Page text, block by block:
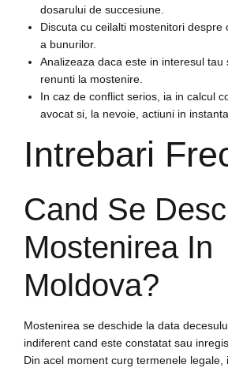
dosarului de succesiune.
Discuta cu ceilalti mostenitori despre
a bunurilor.
Analizeaza daca este in interesul tau
renunti la mostenire.
In caz de conflict serios, ia in calcul
avocat si, la nevoie, actiuni in instanta.
Intrebari
Cand Se
Mostenirea In
Moldova?
Mostenirea se deschide la data
indiferent cand este constatat sau
Din acel moment curg termenele legale,